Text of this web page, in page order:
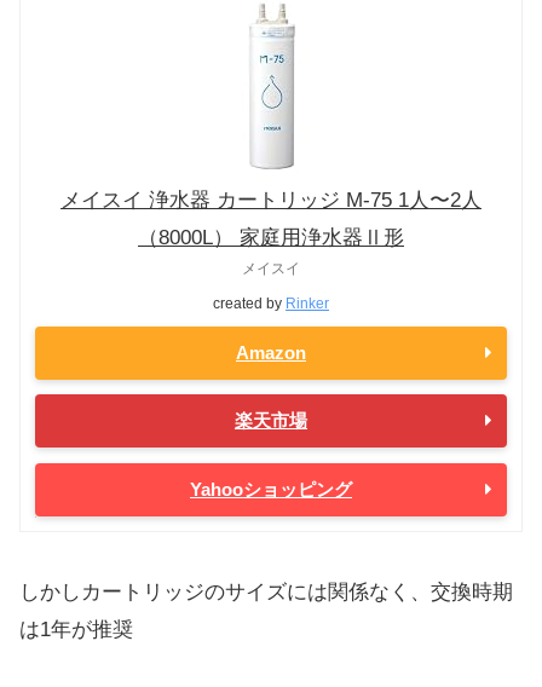
メイスイ 浄水器 カートリッジ M-75 1人〜2人
（8000L） 家庭用浄水器Ⅱ形
created by Rinker
メイスイ
Amazon
楽天市場
Yahooショッピング
しかしカートリッジのサイズには関係なく、交換時期
は1年が推奨